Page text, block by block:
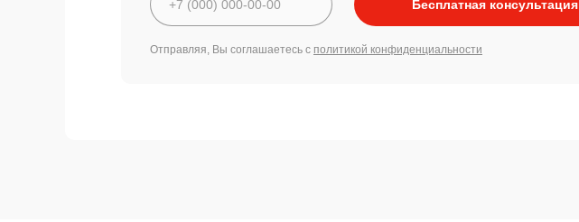
Бесплатная консультация
Отправляя, Вы соглашаетесь с политикой конфиденциальности